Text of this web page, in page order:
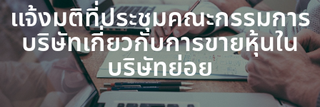
แจ้งมติที่ประชุมคณะกรรมการ
บริษัทเกี่ยวกับการขายหุ้นใน
บริษัทย่อย